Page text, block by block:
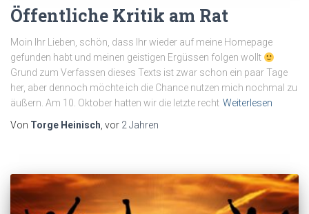
Öffentliche Kritik am Rat
Moin Ihr Lieben, schön, dass Ihr wieder auf meine Homepage
gefunden habt und meinen geistigen Ergüssen folgen wollt
Grund zum Verfassen dieses Texts ist zwar schon ein paar Tage
her, aber dennoch möchte ich die Chance nutzen mich nochmal zu
äußern. Am 10. Oktober hatten wir die letzte recht Weiterlesen
Von Torge Heinisch, vor 2 Jahren